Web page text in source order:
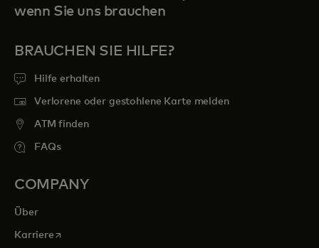
wenn Sie uns brauchen
BRAUCHEN SIE HILFE?
Hilfe erhalten
Verlorene oder gestohlene Karte melden
ATM finden
FAQs
COMPANY
Über
Karrierewird in einer neuen Registerkarte geöffnet